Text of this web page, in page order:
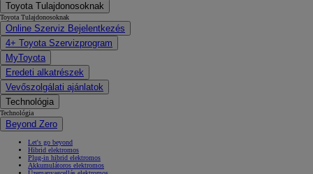
Toyota Tulajdonosoknak
Toyota Tulajdonosoknak
Online Szerviz Bejelentkezés
4+ Toyota Szervizprogram
MyToyota
Eredeti alkatrészek
Vevőszolgálati ajánlatok
Technológia
Technológia
Beyond Zero
Let's go beyond
Hibrid elektromos
Plug-in hibrid elektromos
Akkumulátoros elektromos